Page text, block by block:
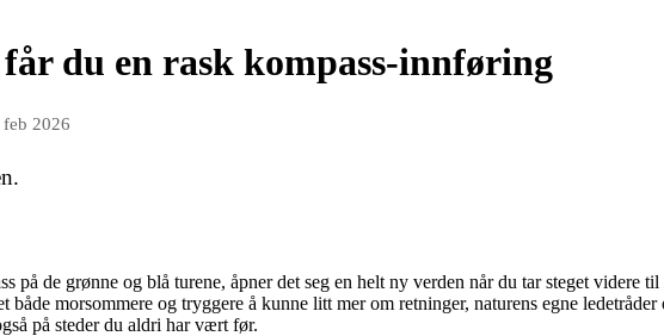
du en rask kompass-innføring
feb 2026
på de grønne og blå turene, åpner det seg en helt ny verden når du tar steget videre
både morsommere og tryggere å kunne litt mer om retninger, naturens egne
på steder du aldri har vært før.